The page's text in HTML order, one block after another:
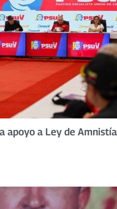
apoyo a Ley de Amnistía